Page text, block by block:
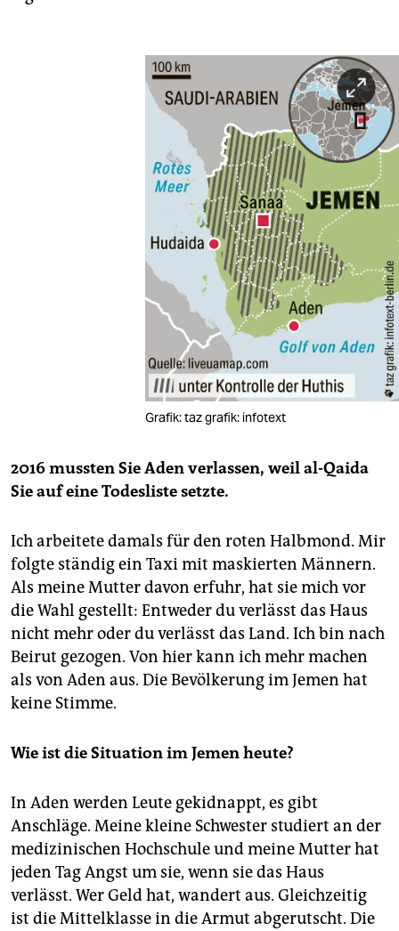
Grafik: taz grafik: infotext
2016 mussten Sie Aden verlassen, weil al-Qaida
Sie auf eine Todesliste setzte.
Ich arbeitete damals für den roten Halbmond. Mir
folgte ständig ein Taxi mit maskierten Männern.
Als meine Mutter davon erfuhr, hat sie mich vor
die Wahl gestellt: Entweder du verlässt das Haus
nicht mehr oder du verlässt das Land. Ich bin nach
Beirut gezogen. Von hier kann ich mehr machen
als von Aden aus. Die Bevölkerung im Jemen hat
keine Stimme.
Wie ist die Situation im Jemen heute?
In Aden werden Leute gekidnappt, es gibt
Anschläge. Meine kleine Schwester studiert an der
medizinischen Hochschule und meine Mutter hat
jeden Tag Angst um sie, wenn sie das Haus
verlässt. Wer Geld hat, wandert aus. Gleichzeitig
ist die Mittelklasse in die Armut abgerutscht. Die